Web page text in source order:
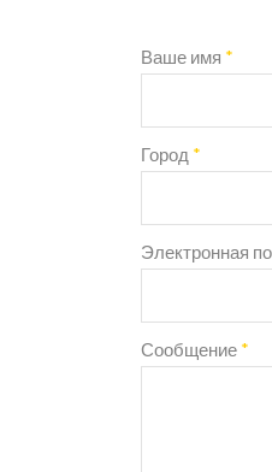
Ваше имя *
Город *
Электронная
Сообщение *